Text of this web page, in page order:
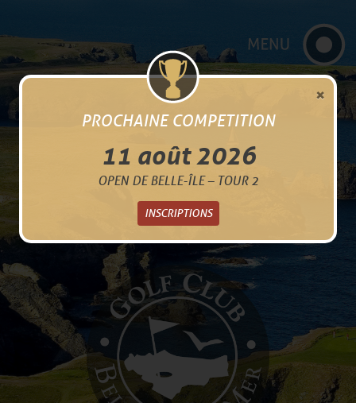
×
PROCHAINE COMPETITION
11 août 2026
OPEN DE BELLE-ÎLE – TOUR 2
INSCRIPTIONS